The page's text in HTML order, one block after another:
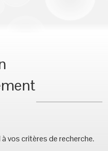
vos critères de recherche.